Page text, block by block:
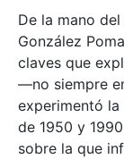
De la mano
González
claves que
—no siempre
experimentó
de 1950 y
sobre la que